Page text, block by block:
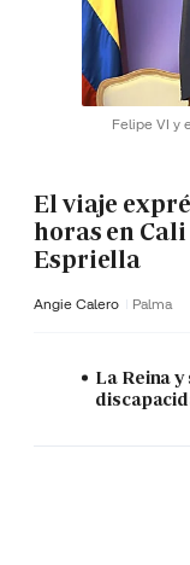
Felipe VI y
El viaje
horas en
Espriella
Angie Calero Palma
La Reina